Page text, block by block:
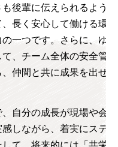
後輩に伝えられるよう
長く安心して働ける環
一つです。さらに、ゆ
、チーム全体の安全管
仲間と共に成果を出せ
自分の成長が現場や会
しながら、着実にステ